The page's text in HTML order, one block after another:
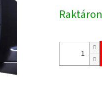
Raktáron